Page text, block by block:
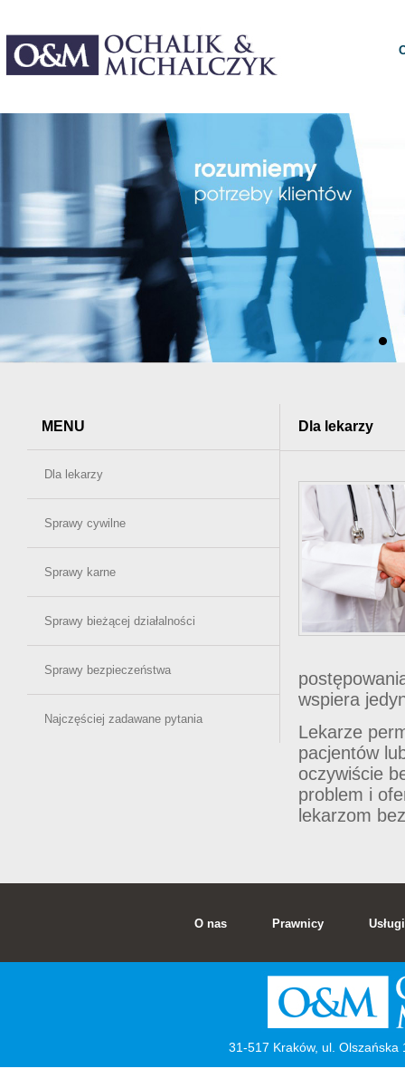
MENU
Dla lekarzy
Sprawy cywilne
Sprawy karne
Sprawy bieżącej działalności
Sprawy bezpieczeństwa
Najczęściej zadawane pytania
Dla lekarzy
wspiera
Lekarze
pacjentów
oczywiście
problem i
lekarzom
O nas Prawnicy Usługi
31-517 Kraków, ul.